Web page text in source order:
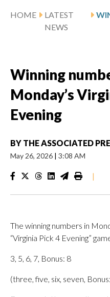
HOME
LATEST
NEWS
Winning
Monday’s
Evening
BY THE ASSOCIATED
May 26, 2026 | 3:08 AM
|
The winning numbers in
“Virginia Pick 4 Evening”
3, 5, 6, 7, Bonus: 8
(three, five, six, seven,